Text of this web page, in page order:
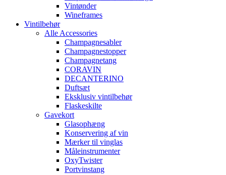
Vintønder
Wineframes
Vintilbehør
Alle Accessories
Champagnesabler
Champagnestopper
Champagnetang
CORAVIN
DECANTERINO
Duftsæt
Eksklusiv vintilbehør
Flaskeskilte
Gavekort
Glasophæng
Konservering af vin
Mærker til vinglas
Måleinstrumenter
OxyTwister
Portvinstang